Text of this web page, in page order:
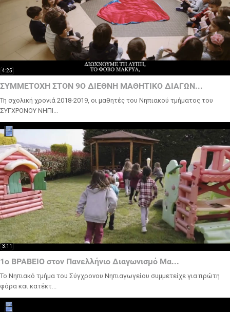
4:25
ΣΥΜΜΕΤΟΧΗ ΣΤΟΝ 9Ο ΔΙΕΘΝΗ ΜΑΘΗΤΙΚΟ ΔΙΑΓΩΝ...
Τη σχολική χρονιά 2018-2019, οι μαθητές του Νηπιακού τμήματος του
ΣΥΓΧΡΟΝΟΥ ΝΗΠΙ...
3:11
1ο ΒΡΑΒΕΙΟ στον Πανελλήνιο Διαγωνισμό Μα...
Το Νηπιακό τμήμα του Σύγχρονου Νηπιαγωγείου συμμετείχε για πρώτη
φόρα και κατέκτ...